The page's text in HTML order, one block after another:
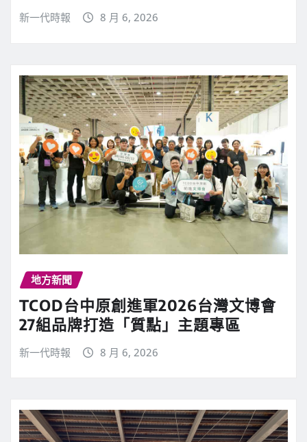
新一代時報 8 月 6, 2026
地方新聞
TCOD台中原創進軍2026台灣文博會
27組品牌打造「質點」主題專區
新一代時報 8 月 6, 2026